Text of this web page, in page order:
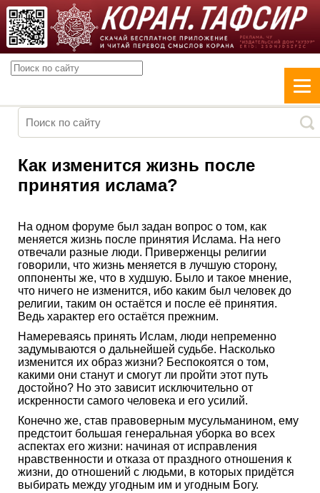
Как изменится жизнь после
принятия ислама?
​На одном форуме был​ задан​ вопрос о том, как
меняется жизнь после принятия Ислама. На него​
отвечали​ разные люди. Приверженцы религии​
говорили, что жизнь меняется в лучшую сторону,
оппоненты же, что в худшую.​ Было​ и такое мнение,
что ничего не изменится, ибо каким был человек до
религии, таким он остаётся и после её принятия.
Ведь​ характер его​ остаётся прежним.
​Намереваясь принять Ислам, люди непременно
задумываются о дальнейшей судьбе. Насколько
изменится их образ жизни?​ Беспокоятся о том,
какими они станут и​ смогут ли пройти этот путь
достойно?​ Но​ это зависит исключительно от
искренности​ самого​ человека и его усилий.
Конечно же, став правоверным​ мусульманином, ему​
предстоит большая генеральная уборка во всех
аспектах​ его​ жизни:​ начиная от​ исправления
нравственности и​ отказа от праздного отношения к
жизни, до отношений​ с людьми, в которых придётся
выбирать между угодным им​ и угодным Богу.​